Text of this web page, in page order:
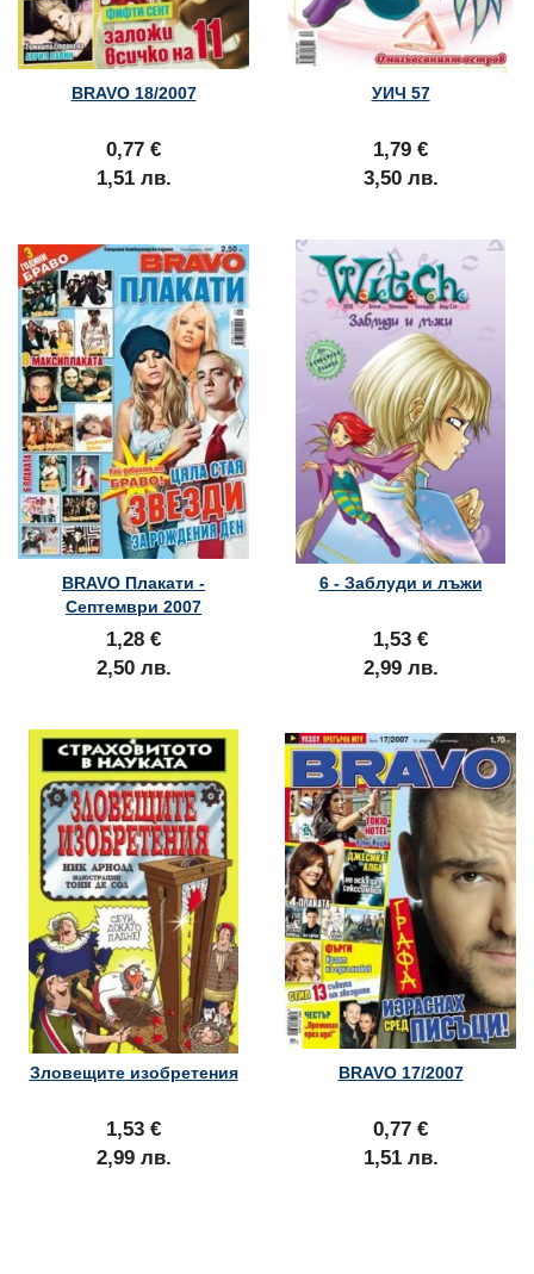
BRAVO 18/2007
0,77 €
1,51 лв.
УИЧ 57
1,79 €
3,50 лв.
BRAVO Плакати -
Септември 2007
1,28 €
2,50 лв.
6 - Заблуди и лъжи
1,53 €
2,99 лв.
Зловещите изобретения
1,53 €
2,99 лв.
BRAVO 17/2007
0,77 €
1,51 лв.